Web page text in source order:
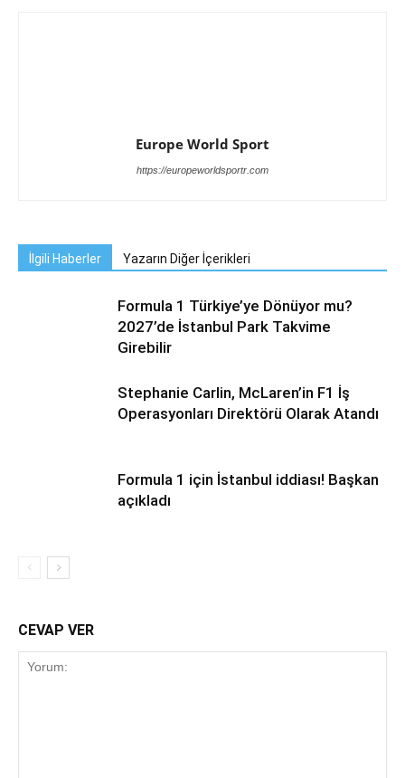
Europe World Sport
https://europeworldsportr.com
İlgili Haberler Yazarın Diğer İçerikleri
Formula 1 Türkiye’ye Dönüyor mu?
2027’de İstanbul Park Takvime
Girebilir
Stephanie Carlin, McLaren’in F1 İş
Operasyonları Direktörü Olarak Atandı
Formula 1 için İstanbul iddiası! Başkan
açıkladı
CEVAP VER